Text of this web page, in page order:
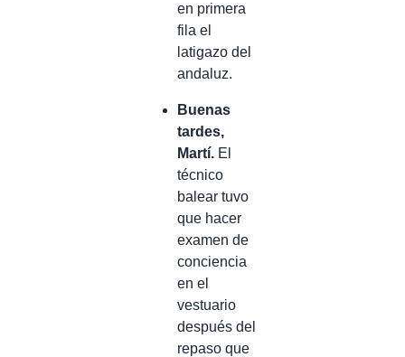
en primera
fila el
latigazo del
andaluz.
Buenas
tardes,
Martí. El
técnico
balear tuvo
que hacer
examen de
conciencia
en el
vestuario
después del
repaso que